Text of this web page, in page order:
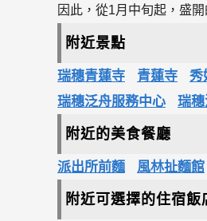
因此，從1月中旬起，盛
附近景點
瑞穗青蓮寺 青蓮寺 秀
瑞穗泛舟服務中心
瑞
附近的美食餐廳
派出所前麵 風林扯麵館
附近可選擇的住宿飯